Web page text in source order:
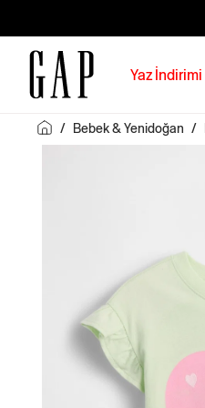
Yaz İndirimi
/ Bebek & Yenidoğan /